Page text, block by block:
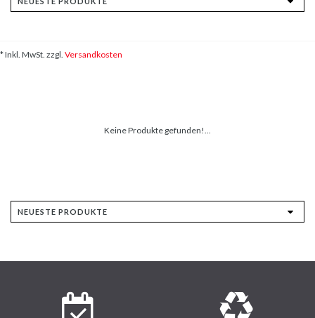
* Inkl. MwSt. zzgl. Versandkosten
Keine Produkte gefunden!...